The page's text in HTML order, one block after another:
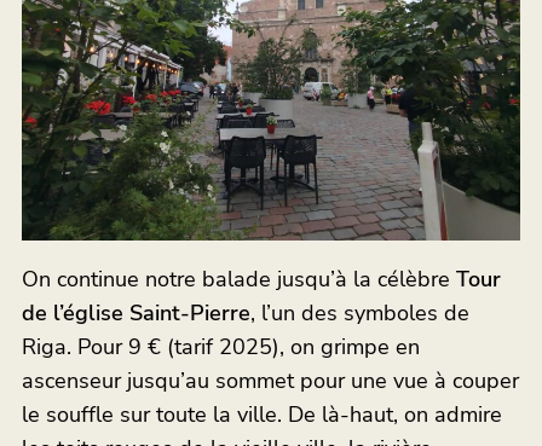
On continue notre balade jusqu’à la célèbre Tour
de l’église Saint-Pierre, l’un des symboles de
Riga. Pour 9 € (tarif 2025), on grimpe en
ascenseur jusqu’au sommet pour une vue à couper
le souffle sur toute la ville. De là-haut, on admire